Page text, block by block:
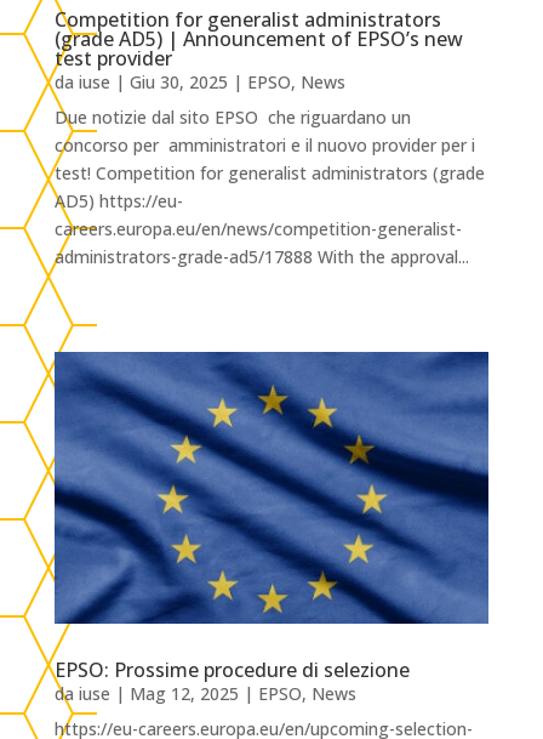
Competition for generalist administrators
(grade AD5) | Announcement of EPSO’s new
test provider
da iuse | Giu 30, 2025 | EPSO, News
Due notizie dal sito EPSO che riguardano un
concorso per amministratori e il nuovo provider per i
test! Competition for generalist administrators (grade
AD5) https://eu-
careers.europa.eu/en/news/competition-generalist-
administrators-grade-ad5/17888 With the approval...
EPSO: Prossime procedure di selezione
da iuse | Mag 12, 2025 | EPSO, News
https://eu-careers.europa.eu/en/upcoming-selection-